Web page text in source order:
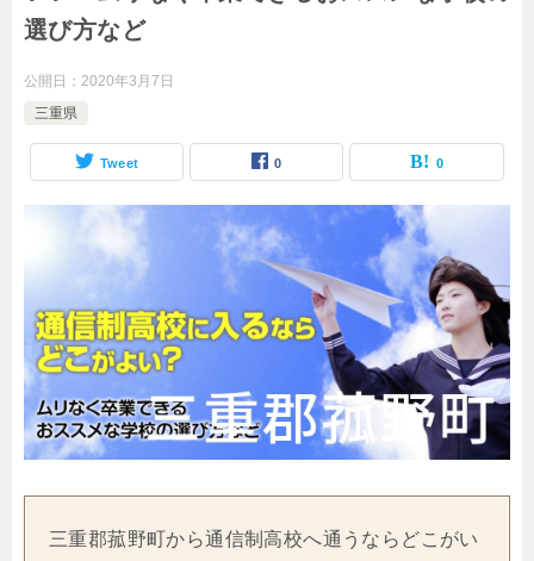
選び方など
公開日： 2020年3月7日
三重県
Tweet 0 0
三重郡菰野町から通信制高校へ通うならどこがい